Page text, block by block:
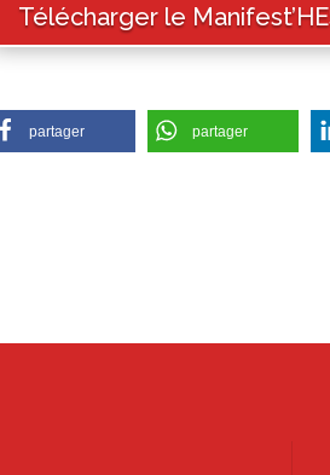
Télécharger le
partager partager